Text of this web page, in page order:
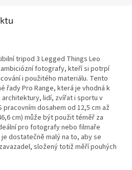
tripod 3 Legged Things Leo
fotografy, kteří si potrpí
i použitého materiálu. Tento
řady Pro Range, která je vhodná k
architektury, lidí, zvířat i sportu v
dosahem od 12,5 cm až
cm) může být použit téměř za
pro fotografy nebo filmaře
dostatečně malý na to, aby se
složený totiž měří pouhých